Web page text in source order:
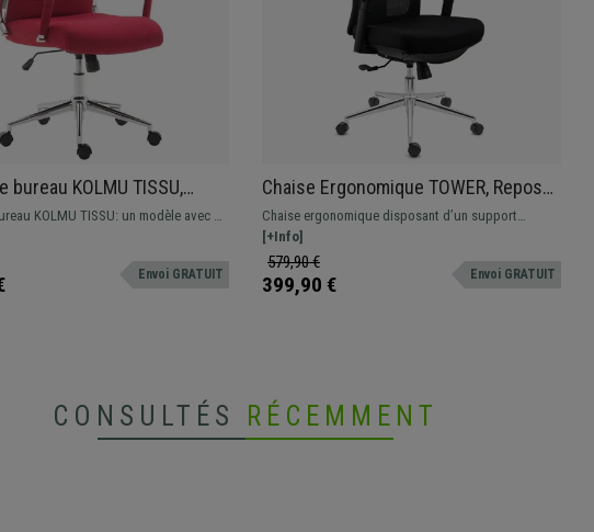
bureau KOLMU TISSU,
métallique, Design avec
élégantes, Rouge
KOLMU TISSU: un modèle avec un
qui associe confort et matériaux de
Envoi GRATUIT
Chaise Ergonomique TOWER, Repose-
Pieds Extensible, Support Lombaire,
Noir
Chaise ergonomique disposant d’un support
lombaire et d’un repose-pieds extensible, pour plus
de confort. Matériaux de qualité et piétement
chromé.
[+Info]
579,90 €
399,90 € Envoi GRATUIT
CONSULTÉS RÉCEMMENT